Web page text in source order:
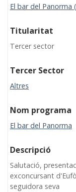
El bar del Panorma
Titularitat
Tercer sector
Tercer Sector
Altres
Nom programa
El bar del Panorma
Descripció
Salutació,
exconcursant
seguidora seva